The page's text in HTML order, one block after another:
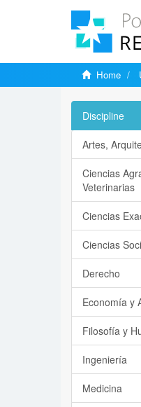
Home
Discipline
Artes,
Ciencias
Veterinarias
Ciencias
Ciencias
Derecho
Economía y
Filosofía y
Ingeniería
Medicina